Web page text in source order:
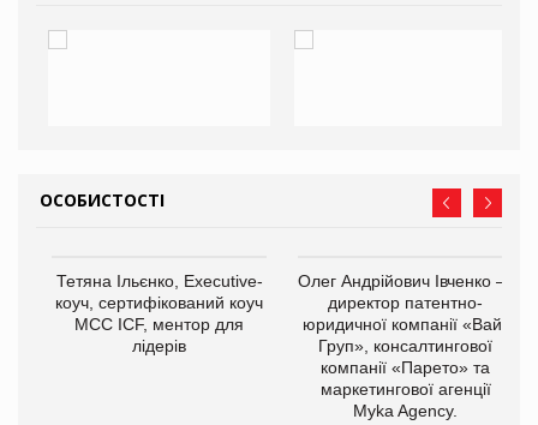
ОСОБИСТОСТІ
Тетяна Ільєнко, Executive-
коуч, сертифікований коуч
МСС ICF, ментор для
лідерів
Олег Андрійович Івченко —
директор патентно-
юридичної компанії «Вайз
Груп», консалтингової
компанії «Парето» та
маркетингової агенції
Myka Agency.